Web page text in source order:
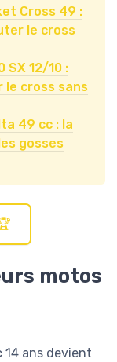
Cross 49 :
le cross
SX 12/10 :
cross sans
49 cc : la
gosses
motos
14 ans devient